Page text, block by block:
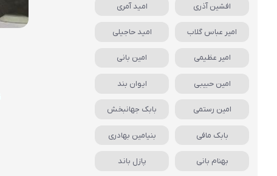
افشین آذری امید آمری
امیر عباس گلاب امید حاجیلی
امیر عظیمی امین بانی
امین حبیبی ایوان بند
امین رستمی بابک جهانبخش
بابک مافی بنیامین بهادری
بهنام بانی پازل باند